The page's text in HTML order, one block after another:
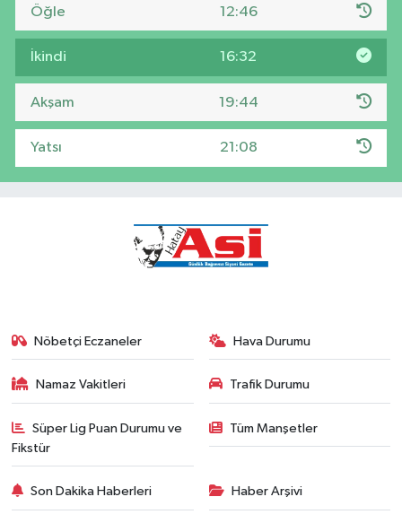
Öğle 12:46
İkindi 16:32
Akşam 19:44
Yatsı 21:08
Nöbetçi Eczaneler Hava Durumu
Namaz Vakitleri Trafik Durumu
Süper Lig Puan Durumu ve
Fikstür
Tüm Manşetler
Son Dakika Haberleri Haber Arşivi